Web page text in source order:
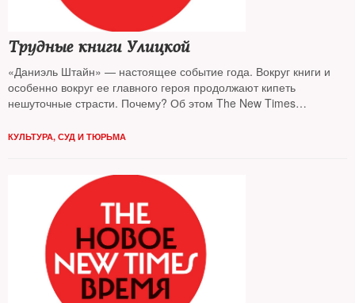
Трудные книги Улицкой
«Даниэль Штайн» — настоящее событие года. Вокруг книги и
особенно вокруг ее главного героя продолжают кипеть
нешуточные страсти. Почему? Об этом The New Times
КУЛЬТУРА, СУД И ТЮРЬМА